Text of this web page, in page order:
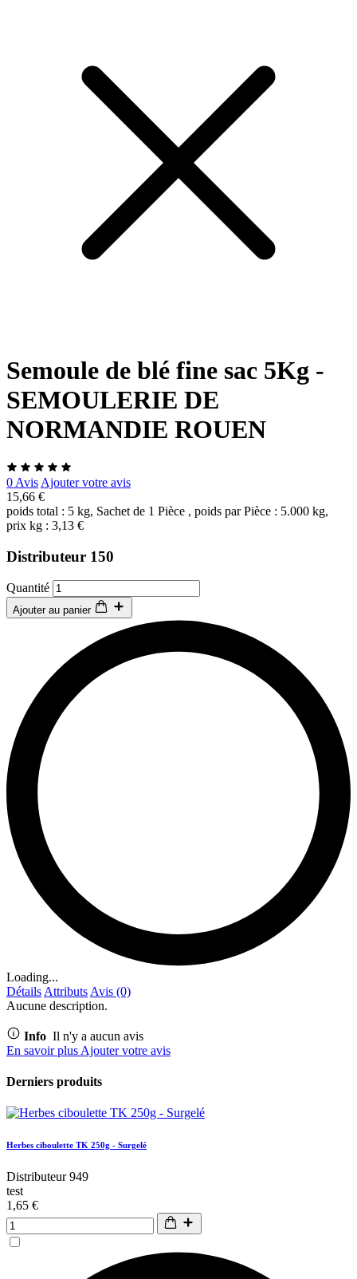
Semoule de blé fine sac 5Kg -
SEMOULERIE DE
NORMANDIE ROUEN
0 Avis Ajouter votre avis
15,66 €
poids total : 5 kg, Sachet de 1 Pièce , poids par Pièce : 5.000 kg,
prix kg : 3,13 €
Distributeur 150
Quantité
Ajouter au panier
Loading...
Détails Attributs Avis (0)
Aucune description.
Info Il n'y a aucun avis
En savoir plus Ajouter votre avis
Derniers produits
Herbes ciboulette TK 250g - Surgelé
Distributeur 949
test
1,65 €